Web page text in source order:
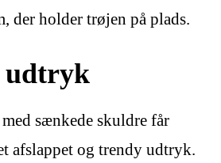
der holder trøjen på plads.
udtryk
sænkede skuldre får
afslappet og trendy udtryk.